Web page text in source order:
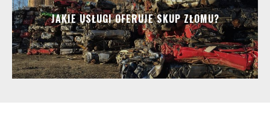
JAKIE USŁUGI OFERUJE SKUP ZŁOMU?